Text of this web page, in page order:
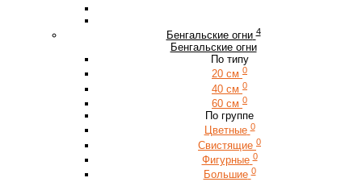
Бенгальские огни 4
Бенгальские огни
По типу
20 см 0
40 см 0
60 см 0
По группе
Цветные 0
Свистящие 0
Фигурные 0
Большие 0